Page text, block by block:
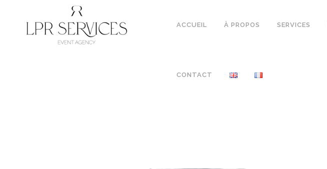
ACCUEIL À PROPOS SERVICES
CONTACT